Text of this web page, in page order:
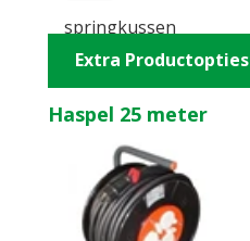
springkussen
Extra Productopties
Haspel 25 meter